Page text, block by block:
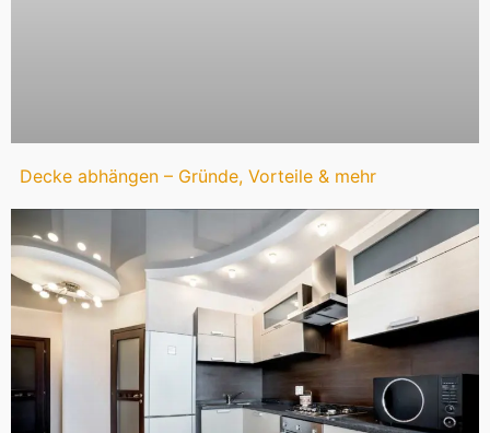
Decke abhängen – Gründe, Vorteile & mehr